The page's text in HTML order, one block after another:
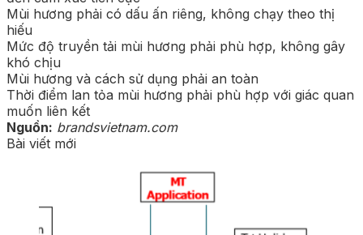
Mùi hương phải có dấu ấn riêng, không chạy theo thị
hiếu
Mức độ truyền tải mùi hương phải phù hợp, không gây
khó chịu
Mùi hương và cách sử dụng phải an toàn
Thời điểm lan tỏa mùi hương phải phù hợp với giác quan
muốn liên kết
Nguồn: brandsvietnam.com
Bài viết mới